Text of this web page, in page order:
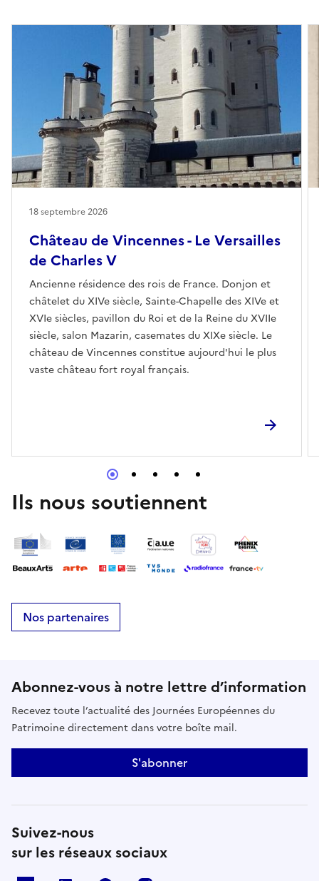
Château de Vincennes - Le Versailles
de Charles V
Ancienne résidence des rois de France. Donjon et
châtelet du XIVe siècle, Sainte-Chapelle des XIVe et
XVIe siècles, pavillon du Roi et de la Reine du XVIIe
siècle, salon Mazarin, casemates du XIXe siècle. Le
château de Vincennes constitue aujourd'hui le plus
vaste château fort royal français.
18 septembre 2026
Ils nous soutiennent
Nos partenaires
Abonnez-vous à notre lettre d’information
Recevez toute l’actualité des Journées Européennes du
Patrimoine directement dans votre boîte mail.
S'abonner
Suivez-nous
sur les réseaux sociaux